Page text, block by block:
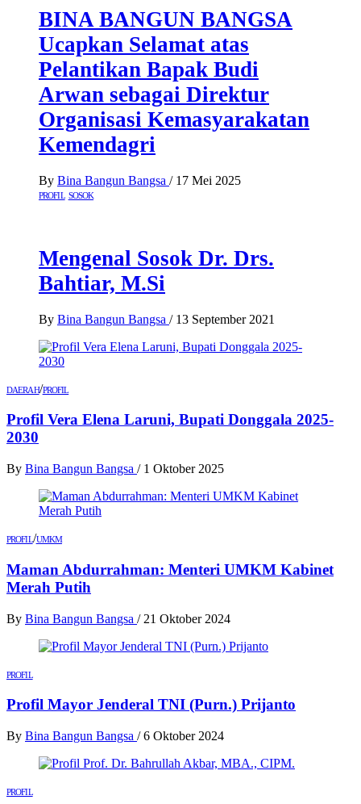
BINA BANGUN BANGSA
Ucapkan Selamat atas
Pelantikan Bapak Budi
Arwan sebagai Direktur
Organisasi Kemasyarakatan
Kemendagri
By Bina Bangun Bangsa / 17 Mei 2025
PROFIL SOSOK
Mengenal Sosok Dr. Drs.
Bahtiar, M.Si
By Bina Bangun Bangsa / 13 September 2021
DAERAH/PROFIL
Profil Vera Elena Laruni, Bupati Donggala 2025-
2030
By Bina Bangun Bangsa / 1 Oktober 2025
PROFIL/UMKM
Maman Abdurrahman: Menteri UMKM Kabinet
Merah Putih
By Bina Bangun Bangsa / 21 Oktober 2024
PROFIL
Profil Mayor Jenderal TNI (Purn.) Prijanto
By Bina Bangun Bangsa / 6 Oktober 2024
PROFIL